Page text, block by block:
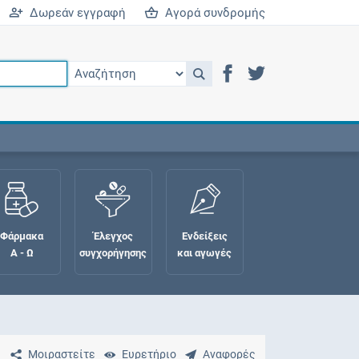
Δωρεάν εγγραφή Αγορά συνδρομής
Φάρμακα
Α - Ω
Έλεγχος
συγχορήγησης
Ενδείξεις
και αγωγές
Μοιραστείτε Ευρετήριο Αναφορές